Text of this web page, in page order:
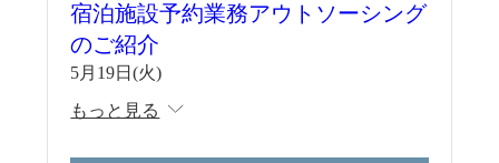
宿泊施設予約業務アウトソーシング
のご紹介
5月19日(火)
もっと見る